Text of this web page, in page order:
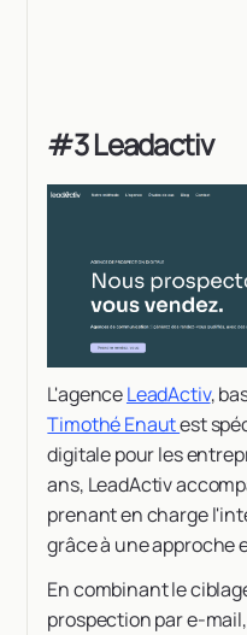
#3 Leadactiv
L'agenceLeadActiv,
Timothé Enautest
digitale pour les
ans, LeadActiv
prenant en charge
grâce à une approche
En combinant le
prospection par e-